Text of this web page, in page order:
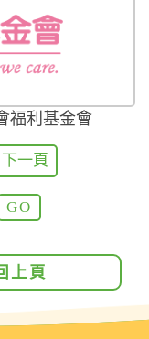
福利基金會
下一頁
上頁